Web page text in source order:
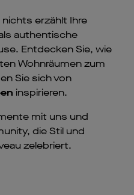
erzählt Ihre
authentische
Entdecken Sie, wie
Wohnräumen zum
Sie sich von
inspirieren.
mit uns und
die Stil und
zelebriert.